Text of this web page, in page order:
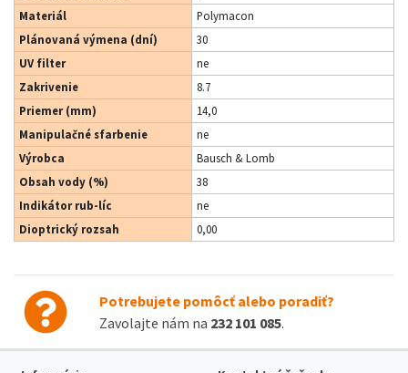
Materiál
Polymacon
Plánovaná výmena (dní)
30
UV filter
ne
Zakrivenie
8.7
Priemer (mm)
14,0
Manipulačné sfarbenie
ne
Výrobca
Bausch & Lomb
Obsah vody (%)
38
Indikátor rub-líc
ne
Dioptrický rozsah
0,00
Potrebujete pomôcť alebo poradiť?
Zavolajte nám na 232 101 085.